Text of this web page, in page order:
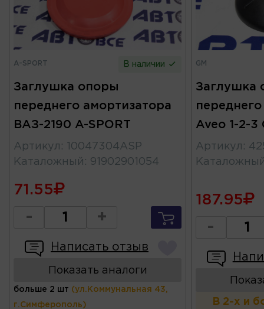
A-SPORT В наличии
Заглушка опоры
переднего амортизатора
ВАЗ-2190 A-SPORT
Артикул :
10047304ASP
Каталожный : 91902901054
71.55
- +
Написать отзыв
Показать аналоги
больше 2 шт (ул.Коммунальная 43,
г.Симферополь)
GM
Заглушка
Aveo 1-2-3
Артикул :
187.95
-
В 2-х и